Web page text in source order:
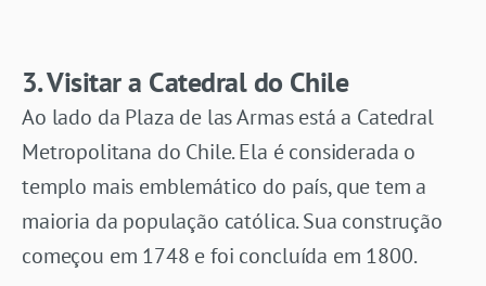
3. Visitar a Catedral do Chile
Ao lado da Plaza de las Armas está a Catedral
Metropolitana do Chile. Ela é considerada o
templo mais emblemático do país, que tem a
maioria da população católica. Sua construção
começou em 1748 e foi concluída em 1800.